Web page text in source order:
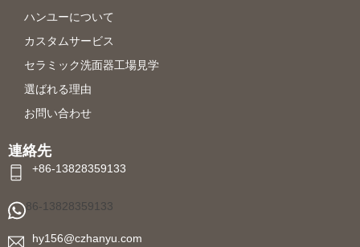
ハンユーについて
カスタムサービス
セラミック洗面器工場見学
選ばれる理由
お問い合わせ
連絡先
+86-13828359133
86-13828359133
hy156@czhanyu.com